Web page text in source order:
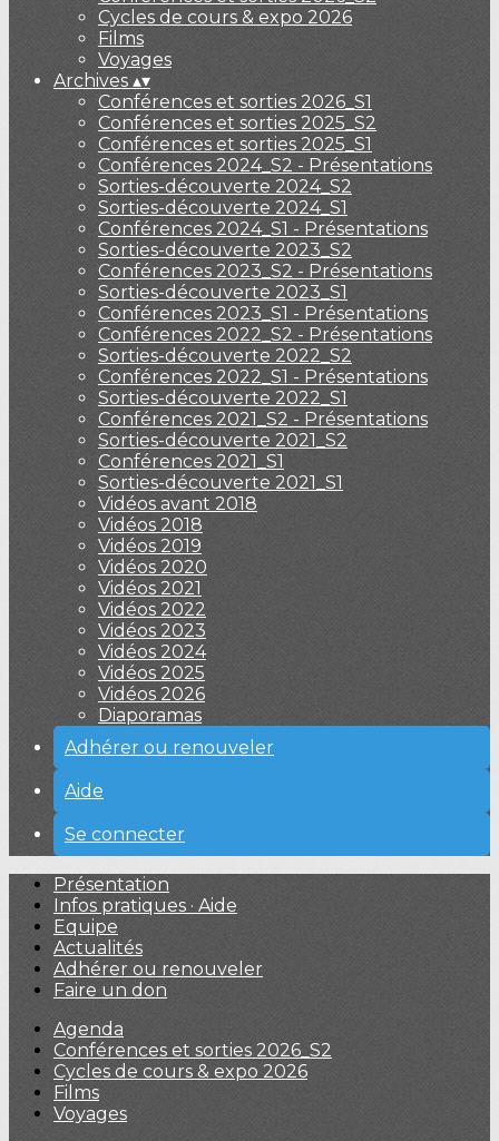
Cycles de cours & expo 2026
Films
Voyages
Archives ▴▾
Conférences et sorties 2026_S1
Conférences et sorties 2025_S2
Conférences et sorties 2025_S1
Conférences 2024_S2 - Présentations
Sorties-découverte 2024_S2
Sorties-découverte 2024_S1
Conférences 2024_S1 - Présentations
Sorties-découverte 2023_S2
Conférences 2023_S2 - Présentations
Sorties-découverte 2023_S1
Conférences 2023_S1 - Présentations
Conférences 2022_S2 - Présentations
Sorties-découverte 2022_S2
Conférences 2022_S1 - Présentations
Sorties-découverte 2022_S1
Conférences 2021_S2 - Présentations
Sorties-découverte 2021_S2
Conférences 2021_S1
Sorties-découverte 2021_S1
Vidéos avant 2018
Vidéos 2018
Vidéos 2019
Vidéos 2020
Vidéos 2021
Vidéos 2022
Vidéos 2023
Vidéos 2024
Vidéos 2025
Vidéos 2026
Diaporamas
Adhérer ou renouveler
Aide
Se connecter
Présentation
Infos pratiques · Aide
Equipe
Actualités
Adhérer ou renouveler
Faire un don
Agenda
Conférences et sorties 2026_S2
Cycles de cours & expo 2026
Films
Voyages